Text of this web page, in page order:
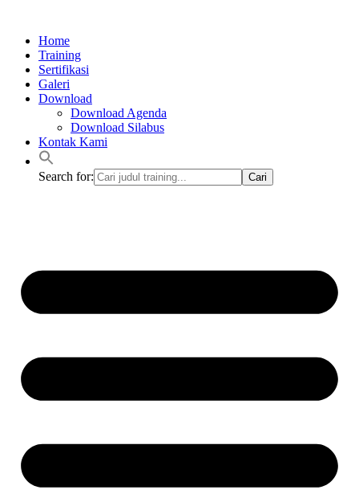
kontenHome
Training
Sertifikasi
Galeri
Download
Download Agenda
Download Silabus
Kontak Kami
Search for: